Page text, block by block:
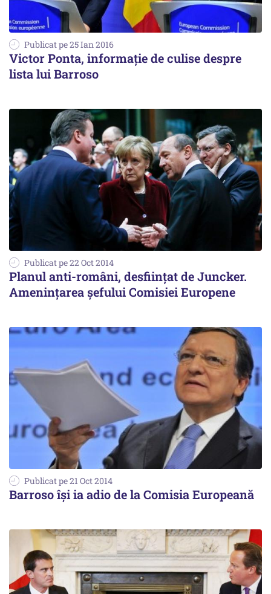
Publicat pe 25 Ian 2016
Victor Ponta, informație de culise despre
lista lui Barroso
Publicat pe 22 Oct 2014
Planul anti-români, desființat de Juncker.
Amenințarea șefului Comisiei Europene
Publicat pe 21 Oct 2014
Barroso își ia adio de la Comisia Europeană